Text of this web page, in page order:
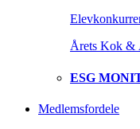
Årets Kok &
ESG
Medlemsfordele